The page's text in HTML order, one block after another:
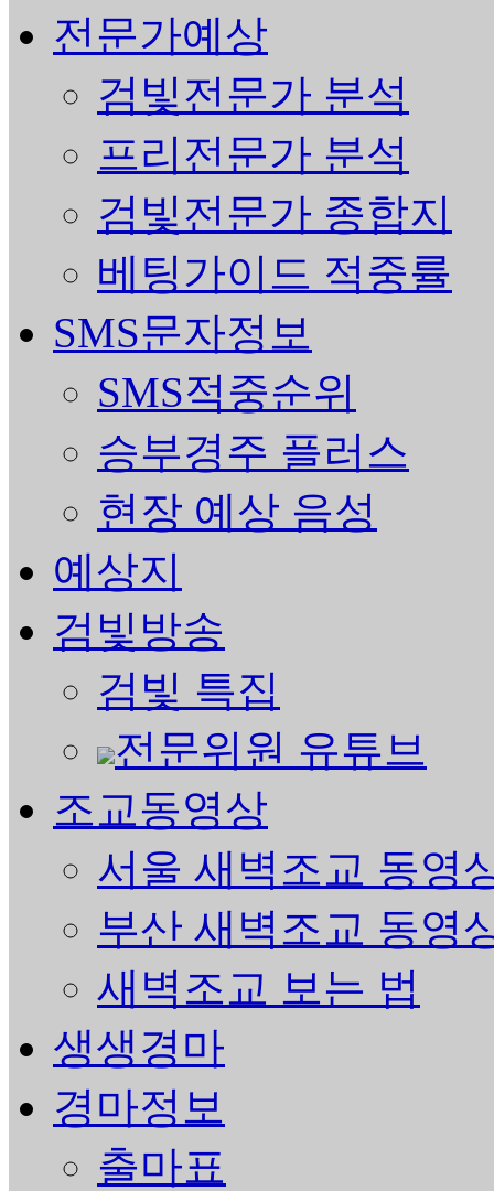
전문가예상
검빛전문가 분석
프리전문가 분석
검빛전문가 종합지
베팅가이드 적중률
SMS문자정보
SMS적중순위
승부경주 플러스
현장 예상 음성
예상지
검빛방송
검빛 특집
전문위원 유튜브
조교동영상
서울 새벽조교 동영
부산 새벽조교 동영
새벽조교 보는 법
생생경마
경마정보
출마표